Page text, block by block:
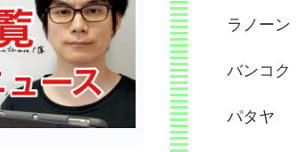
ラノーン
バンコク
パタヤ